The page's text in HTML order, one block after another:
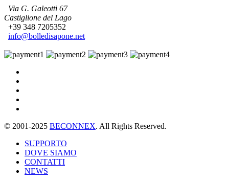
Via G. Galeotti 67
Castiglione del Lago
+39 348 7205352
info@bolledisapone.net
© 2001-2025 BECONNEX. All Rights Reserved.
SUPPORTO
DOVE SIAMO
CONTATTI
NEWS